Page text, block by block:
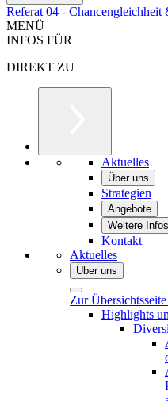
Referat 04 - Chancengleichheit
MENÜ
INFOS FÜR
DIREKT ZU
Aktuelles
Über uns
Strategien
Angebote
Weitere Infos
Kontakt
Aktuelles
Über uns
Zur Übersichtsseite
Highlights